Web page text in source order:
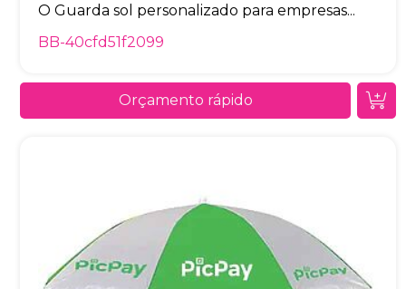
O Guarda sol personalizado para empresas...
BB-40cfd51f2099
Orçamento rápido